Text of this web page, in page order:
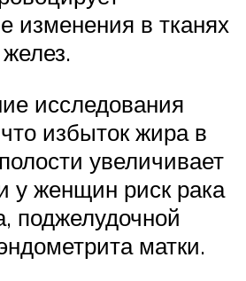
изменения в тканях
исследования
избыток жира в
увеличивает
у женщин риск рака
поджелудочной
матки.